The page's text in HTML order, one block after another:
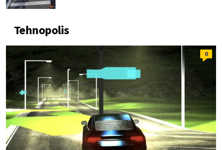
Tehnopolis
0